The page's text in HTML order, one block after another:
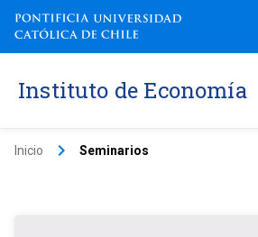
Instituto de Economía
Inicio keyboard_arrow_right Seminarios